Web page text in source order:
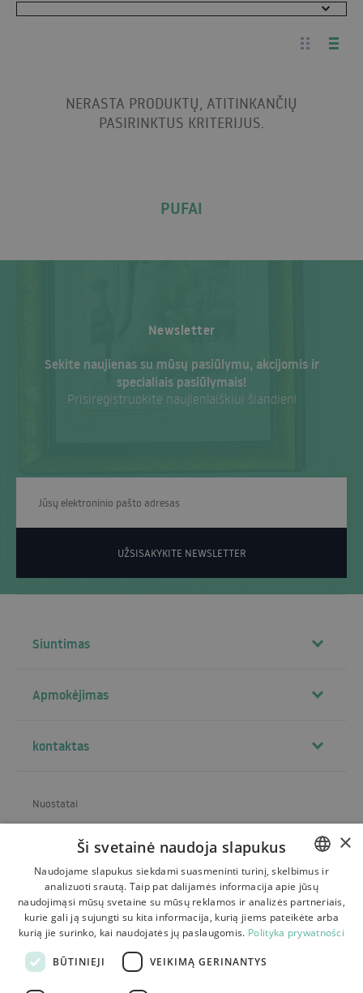
NERASTA PRODUKTŲ, ATITINKANČIŲ
PASIRINKTUS KRITERIJUS.
PUFAI
Newsletter
Sekite naujienas su mūsų pasiūlymu, akcijomis ir
specialiais pasiūlymais!
Prisiregistruokite naujienlaiškiui šiandien!
UŽSISAKYKITE NEWSLETTER
Siuntimas
Apmokėjimas
kontaktas
Nuostatai
Siuntimas
Grąžinimas ir skundai
Mokėjimai
Kontaktas
POLISH
BULGARIAN
CZECH
×
Ši svetainė naudoja slapukus
Naudojame slapukus siekdami suasmeninti turinį, skelbimus ir
analizuoti srautą. Taip pat dalijamės informacija apie jūsų
naudojimąsi mūsų svetaine su mūsų reklamos ir analizės partneriais,
kurie gali ją sujungti su kita informacija, kurią jiems pateikėte arba
kurią jie surinko, kai naudojatės jų paslaugomis. Polityka prywatności
BŪTINIEJI VEIKIMĄ GERINANTYS